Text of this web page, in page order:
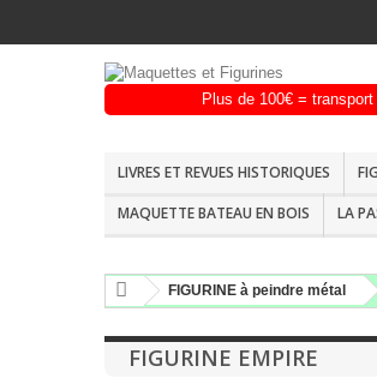
LIVRES ET REVUES HISTORIQUES
MAQUETTE BATEAU EN BOIS
LA
FIGURINE à peindre métal
FIGURINE EMPIRE